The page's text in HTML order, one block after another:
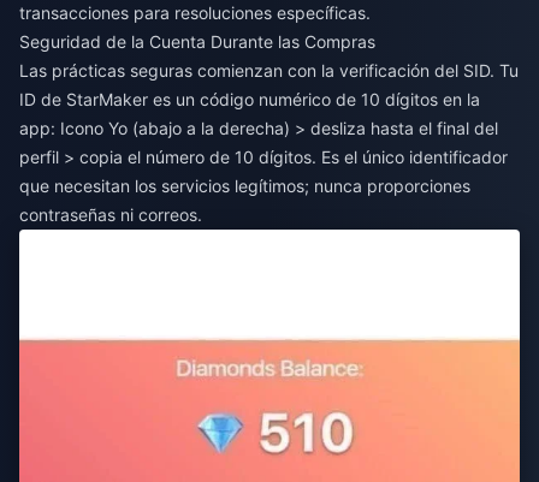
transacciones para resoluciones específicas.
Seguridad de la Cuenta Durante las Compras
Las prácticas seguras comienzan con la verificación del SID. Tu
ID de StarMaker es un código numérico de 10 dígitos en la
app: Icono Yo (abajo a la derecha) > desliza hasta el final del
perfil > copia el número de 10 dígitos. Es el único identificador
que necesitan los servicios legítimos; nunca proporciones
contraseñas ni correos.